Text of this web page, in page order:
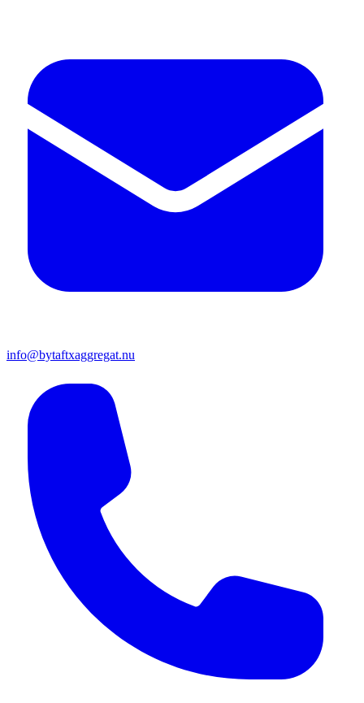
info@bytaftxaggregat.nu